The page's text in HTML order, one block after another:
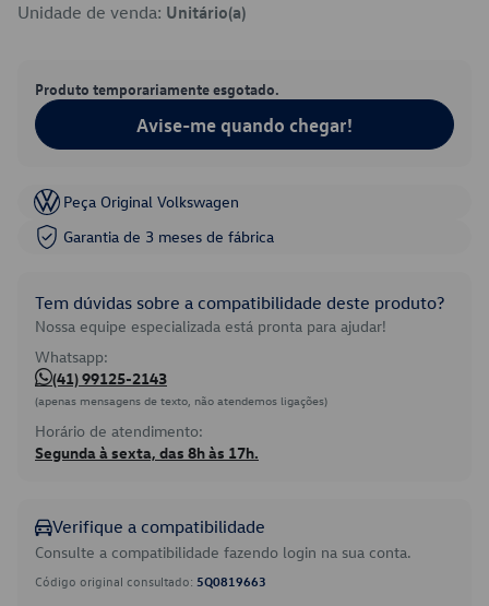
Unidade de venda: Unitário(a)
Produto temporariamente esgotado.
Avise-me quando chegar!
Peça Original Volkswagen
Garantia de 3 meses de fábrica
Tem dúvidas sobre a compatibilidade deste produto?
Nossa equipe especializada está pronta para ajudar!
Whatsapp:
(41) 99125-2143
(apenas mensagens de texto, não atendemos ligações)
Horário de atendimento:
Segunda à sexta, das 8h às 17h.
Verifique a compatibilidade
Consulte a compatibilidade fazendo login na sua conta.
Código original consultado: 5Q0819663